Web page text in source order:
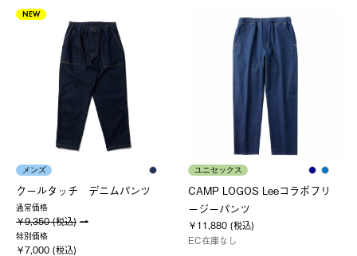
NEW
メンズ
クールタッチ デニムパンツ
通常価格
￥9,350 (税込)
特別価格
￥7,000 (税込)
ユニセックス
CAMP LOGOS Leeコラボフリ
ージーパンツ
￥11,880 (税込)
EC在庫なし